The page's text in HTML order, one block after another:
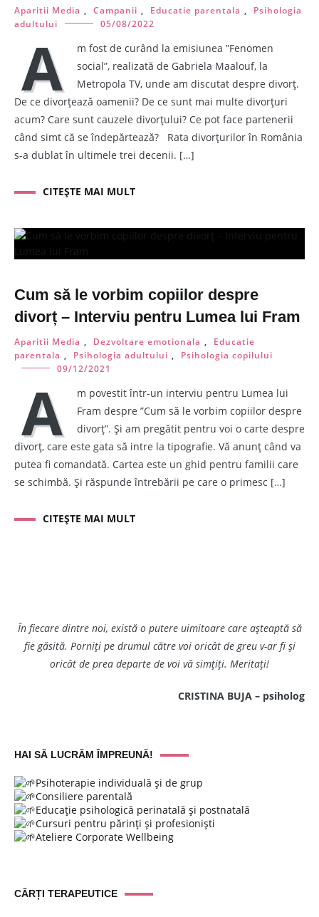
Aparitii Media , Campanii , Educatie parentala ,
Psihologia
adultului
05/08/2022
A
m fost de curând la emisiunea ”Fenomen
social”, realizată de Gabriela Maalouf, la
Metropola TV, unde am discutat despre divorț.
De ce divorțează oamenii? De ce sunt mai multe divorțuri
acum? Care sunt cauzele divorțului? Ce pot face partenerii
când simt că se îndepărtează? Rata divorțurilor în România
s-a dublat în ultimele trei decenii. […]
CITEȘTE MAI MULT
Cum să le vorbim copiilor despre
divorț – Interviu pentru Lumea lui Fram
Aparitii Media , Dezvoltare emotionala ,
Educatie
parentala , Psihologia adultului ,
Psihologia copilului
09/12/2021
A
m povestit într-un interviu pentru Lumea lui
Fram despre ”Cum să le vorbim copiilor despre
divorț”. Și am pregătit pentru voi o carte despre
divorț, care este gata să intre la tipografie. Vă anunț când va
putea fi comandată. Cartea este un ghid pentru familii care
se schimbă. Și răspunde întrebării pe care o primesc […]
CITEȘTE MAI MULT
În fiecare dintre noi, există o putere uimitoare care așteaptă să
fie găsită. Porniți pe drumul către voi oricât de greu v-ar fi și
oricât de prea departe de voi vă simțiți. Meritați!
CRISTINA BUJA – psiholog
HAI SĂ LUCRĂM ÎMPREUNĂ!
Psihoterapie individuală și de grup
Consiliere parentală
Educație psihologică perinatală și postnatală
Cursuri pentru părinți și profesioniști
Ateliere Corporate Wellbeing
CĂRȚI TERAPEUTICE